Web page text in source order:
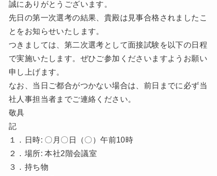
誠にありがとうございます。
先日の第一次選考の結果、貴殿は見事合格されましたこ
とをお知らせいたします。
つきましては、第二次選考として面接試験を以下の日程
で実施いたします。ぜひご参加くださいますようお願い
申し上げます。
なお、当日ご都合がつかない場合は、前日までに必ず当
社人事担当者までご連絡ください。
敬具
記
１．日時: 〇月〇日（〇）午前10時
２．場所: 本社2階会議室
３．持ち物